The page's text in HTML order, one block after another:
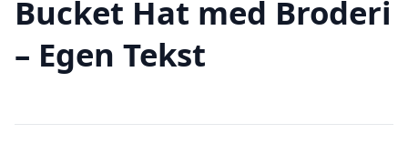
Bucket Hat med Broderi
– Egen Tekst